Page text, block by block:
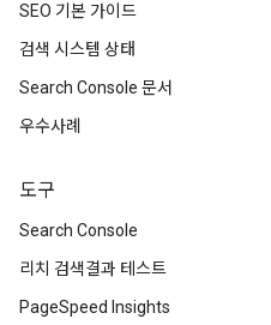
SEO 기본 가이드
검색 시스템 상태
Search Console 문서
우수사례
도구
Search Console
리치 검색결과 테스트
PageSpeed Insights